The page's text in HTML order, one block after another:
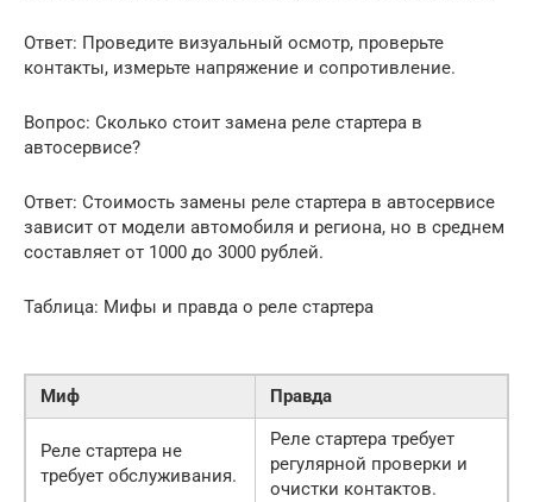
Ответ: Проведите визуальный осмотр, проверьте
контакты, измерьте напряжение и сопротивление.
Вопрос: Сколько стоит замена реле стартера в
автосервисе?
Ответ: Стоимость замены реле стартера в автосервисе
зависит от модели автомобиля и региона, но в среднем
составляет от 1000 до 3000 рублей.
Таблица: Мифы и правда о реле стартера
Миф Правда
Реле стартера не
требует обслуживания.
Реле стартера требует
регулярной проверки и
очистки контактов.